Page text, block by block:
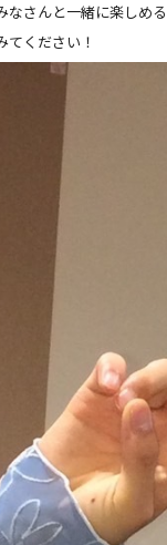
なさんと一緒に楽しめ
てください！